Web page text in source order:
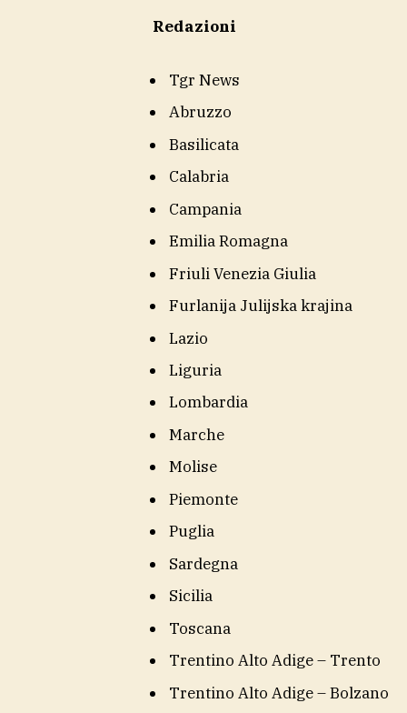
Redazioni
Tgr News
Abruzzo
Basilicata
Calabria
Campania
Emilia Romagna
Friuli Venezia Giulia
Furlanija Julijska krajina
Lazio
Liguria
Lombardia
Marche
Molise
Piemonte
Puglia
Sardegna
Sicilia
Toscana
Trentino Alto Adige – Trento
Trentino Alto Adige – Bolzano